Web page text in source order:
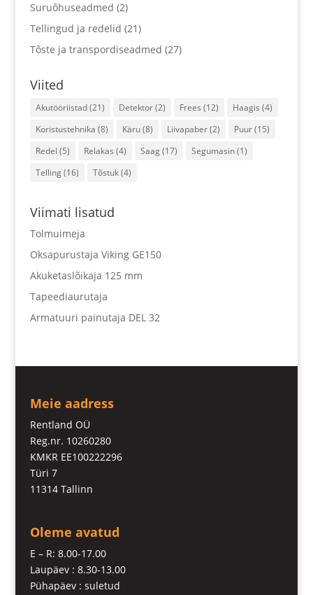
Suruõhuseadmed (2)
Tellingud ja redelid (21)
Tõste ja transpordiseadmed (27)
Viited
Akutööriistad(21) Detektor(2) Frees (12) Haagis (4)
Koristustehnika (8) Käru(8) Liivapaber(2) Puur(15)
Redel (5) Relakas (4) Saag(17) Segumasin(1)
Telling(16) Tõstuk(4)
Viimati lisatud
Tolmuimeja
Oksapurustaja Viking GE150
Akuketaslõikaja 125 mm
Tapeediaurutaja
Armatuuri painutaja DEL 32
Meie aadress
Rentland OÜ
Reg.nr. 10260280
KMKR EE100222296
Türi 7
11314 Tallinn
Oleme avatud
E – R: 8.00-17.00
Laupäev : 8.30-13.00
Pühapäev : suletud